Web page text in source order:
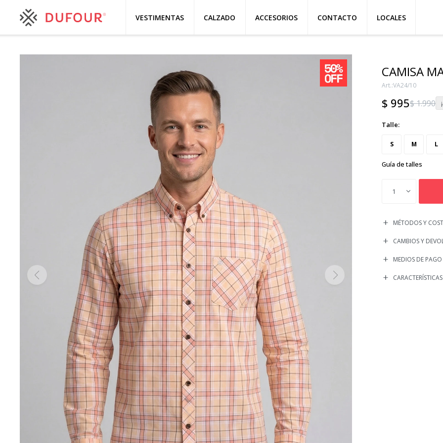
VESTIMENTAS CALZADO ACCESORIOS CONTACTO LOCALES
CAMISA
VA24/10
$ 995$1.990
Talle:
S M L
Guía de talles
1
MÉTODOS Y
CAMBIOS Y
MEDIOS DE PAGO
CARACTERÍSTICAS